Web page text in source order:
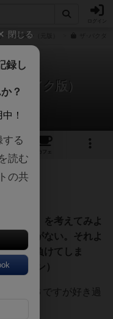
・バクダン（元版）
メイク版）
ュー
カフェ
きか？」を考えてみよ
は意味がない。それよ
ば競り負けてしま
クション）
で５か６ですが好き過
閉じる
録し
？
！
る
読む
の共